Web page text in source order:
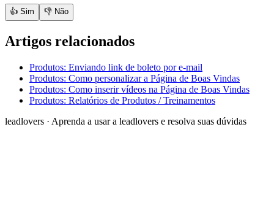
👍 Sim 👎 Não
Artigos relacionados
Produtos: Enviando link de boleto por e-mail
Produtos: Como personalizar a Página de Boas Vindas
Produtos: Como inserir vídeos na Página de Boas Vindas
Produtos: Relatórios de Produtos / Treinamentos
leadlovers · Aprenda a usar a leadlovers e resolva suas dúvidas